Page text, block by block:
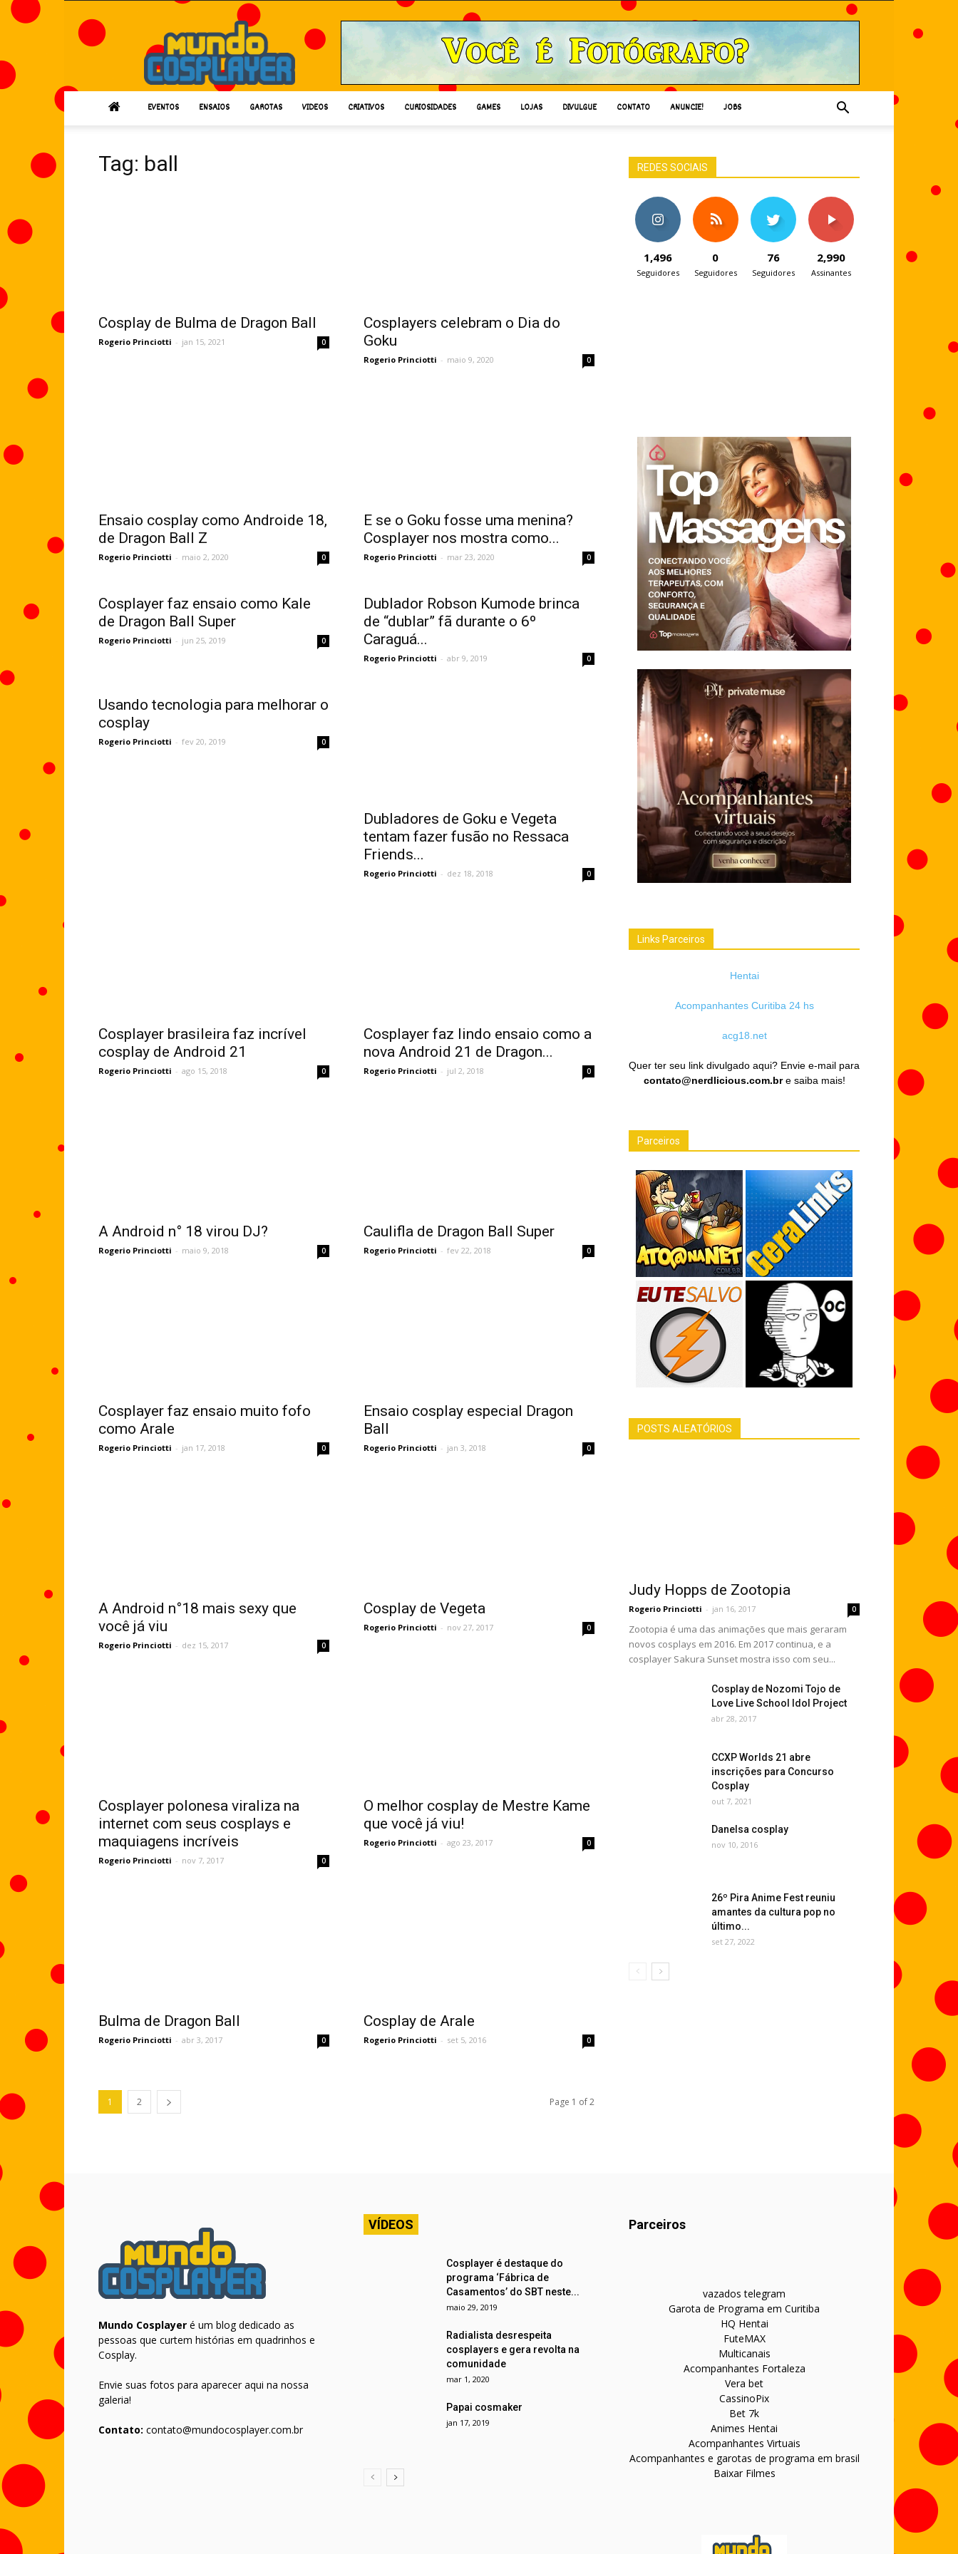
Cosplayer
EVENTOS ENSAIOS GAROTAS VIDEOS CRIATIVOS CURIOSIDADES GAMES LOJAS DIVULGUE CONTATO ANUNCIE! JOBS
Tag: ball
Cosplay de Bulma de Dragon Ball
Rogerio Princiotti - jan 15, 2021 0
Cosplayers celebram o Dia do
Goku
Rogerio Princiotti - maio 9, 2020 0
Ensaio cosplay como Androide 18,
de Dragon Ball Z
Rogerio Princiotti - maio 2, 2020 0
E se o Goku fosse uma menina?
Cosplayer nos mostra como...
Rogerio Princiotti - mar 23, 2020 0
Cosplayer faz ensaio como Kale
de Dragon Ball Super
Rogerio Princiotti - jun 25, 2019 0
Dublador Robson Kumode brinca
de “dublar” fã durante o 6º
Caraguá...
Rogerio Princiotti - abr 9, 2019 0
Usando tecnologia para melhorar o
cosplay
Rogerio Princiotti - fev 20, 2019 0
Dubladores de Goku e Vegeta
tentam fazer fusão no Ressaca
Friends...
Rogerio Princiotti - dez 18, 2018 0
Cosplayer brasileira faz incrível
cosplay de Android 21
Rogerio Princiotti - ago 15, 2018 0
Cosplayer faz lindo ensaio como a
nova Android 21 de Dragon...
Rogerio Princiotti - jul 2, 2018 0
A Android n° 18 virou DJ?
Rogerio Princiotti - maio 9, 2018 0
Caulifla de Dragon Ball Super
Rogerio Princiotti - fev 22, 2018 0
Cosplayer faz ensaio muito fofo
como Arale
Rogerio Princiotti - jan 17, 2018 0
Ensaio cosplay especial Dragon
Ball
Rogerio Princiotti - jan 3, 2018 0
A Android n°18 mais sexy que
você já viu
Rogerio Princiotti - dez 15, 2017 0
Cosplay de Vegeta
Rogerio Princiotti - nov 27, 2017 0
Cosplayer polonesa viraliza na
internet com seus cosplays e
maquiagens incríveis
Rogerio Princiotti - nov 7, 2017 0
O melhor cosplay de Mestre Kame
que você já viu!
Rogerio Princiotti - ago 23, 2017 0
Bulma de Dragon Ball
Rogerio Princiotti - abr 3, 2017 0
Cosplay de Arale
Rogerio Princiotti - set 5, 2016 0
1 2 Page 1 of 2
REDES SOCIAIS
1,496
Seguidores
0
Seguidores
76
Seguidores
2,990
Assinantes
Links Parceiros
Hentai
Acompanhantes Curitiba 24 hs
acg18.net
Quer ter seu link divulgado aqui? Envie e-mail para
contato@nerdlicious.com.bre saiba mais!
Parceiros
POSTS ALEATÓRIOS
Judy Hopps de Zootopia
Rogerio Princiotti - jan 16, 2017 0
Zootopia é uma das animações que mais geraram
novos cosplays em 2016. Em 2017 continua, e a
cosplayer Sakura Sunset mostra isso com seu...
Cosplay de Nozomi Tojo de
Love Live School Idol Project
abr 28, 2017
CCXP Worlds 21 abre
inscrições para Concurso
Cosplay
out 7, 2021
Danelsa cosplay
nov 10, 2016
26º Pira Anime Fest reuniu
amantes da cultura pop no
último...
set 27, 2022
Mundo Cosplayer é um blog dedicado as
pessoas que curtem histórias em quadrinhos e
Cosplay.
Envie suas fotos para aparecer aqui na nossa
galeria!
Contato: contato@mundocosplayer.com.br
VÍDEOS
Cosplayer é destaque do
programa ‘Fábrica de
Casamentos’ do SBT neste...
maio 29, 2019
Radialista desrespeita
cosplayers e gera revolta na
comunidade
mar 1, 2020
Papai cosmaker
jan 17, 2019
Parceiros
vazados telegram
Garota de Programa em Curitiba
HQ Hentai
FuteMAX
Multicanais
Acompanhantes Fortaleza
Vera bet
CassinoPix
Bet 7k
Animes Hentai
Acompanhantes Virtuais
Acompanhantes e garotas de programa em brasil
Baixar Filmes